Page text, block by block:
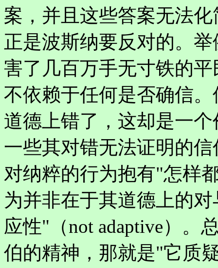
案，并且这些答案无法
正是波斯纳要反对的。
害了几百万手无寸铁的
不依赖于任何是否确信
道德上错了，这却是一
一些其对错无法证明的
对纳粹的行为抱有"怎样
为并非在于其道德上的
应性"（not adaptive）。
伯的精神，那就是"它质